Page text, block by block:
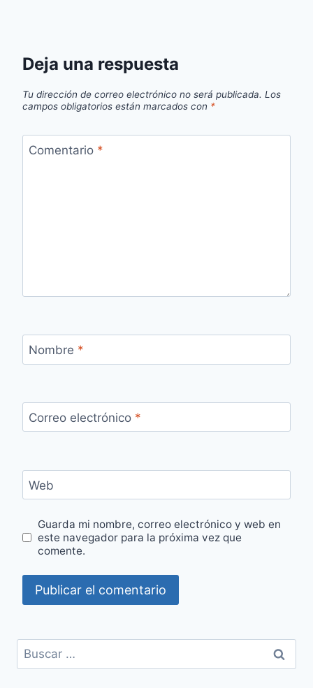
Deja una respuesta
Tu dirección de correo electrónico no será publicada. Los
campos obligatorios están marcados con *
Comentario *
Nombre *
Correo electrónico *
Web
Guarda mi nombre, correo electrónico y web en
este navegador para la próxima vez que
comente.
Buscar: